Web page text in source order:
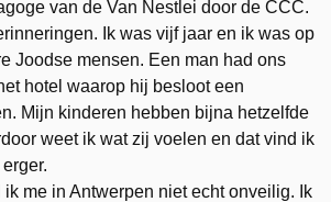
van de Van Nestlei door de CCC.
Ik was vijf jaar en ik was op
Joodse mensen. Een man had ons
hotel waarop hij besloot een
Mijn kinderen hebben bijna hetzelfde
weet ik wat zij voelen en dat vind ik
me in Antwerpen niet echt onveilig. Ik